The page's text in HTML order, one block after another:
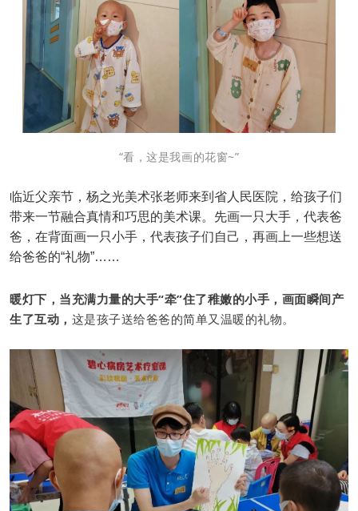
“看，这是我画的花窗~”
临近父亲节，杨之光美术张老师来到省人民医院，给孩子们
带来一节融合真情和巧思的美术课。先画一只大手，代表爸
爸，在背面画一只小手，代表孩子们自己，再画上一些想送
给爸爸的“礼物”……
暖灯下，当充满力量的大手“牵”住了稚嫩的小手，画面瞬间产
生了互动， 这是孩子送给爸爸的简单又温暖的礼物。